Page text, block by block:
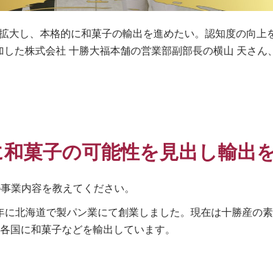
大し、本格的に和菓子の輸出を進めたい。認知度の向
した株式会社 十勝大福本舗の営業部副部長の横山 天さ
和菓子の可能性を見出し輸出
業内容を教えてください。
に北海道で製パン業にて創業しました。現在は十勝産
国に和菓子などを輸出しています。